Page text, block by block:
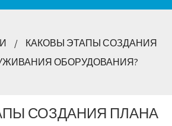
КАКОВЫ ЭТАПЫ СОЗДАНИЯ
ОБОРУДОВАНИЯ?
СОЗДАНИЯ ПЛАНА